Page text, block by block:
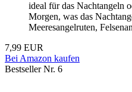
ideal für das Nachtangeln
Morgen, was das
Meeresangelruten,
7,99 EUR
Bei Amazon kaufen
Bestseller Nr. 6